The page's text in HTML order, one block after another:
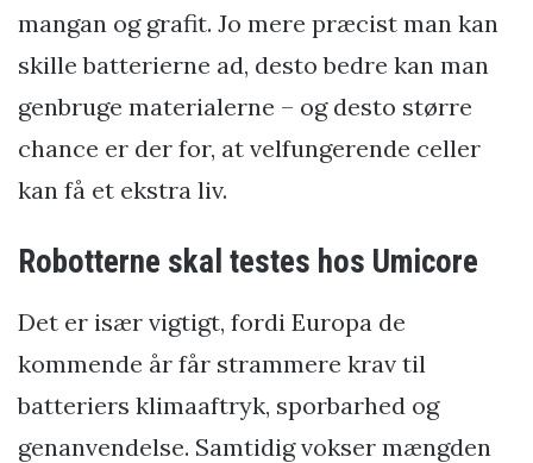
mangan og grafit. Jo mere præcist man kan
skille batterierne ad, desto bedre kan man
genbruge materialerne – og desto større
chance er der for, at velfungerende celler
kan få et ekstra liv.
Robotterne skal testes hos Umicore
Det er især vigtigt, fordi Europa de
kommende år får strammere krav til
batteriers klimaaftryk, sporbarhed og
genanvendelse. Samtidig vokser mængden